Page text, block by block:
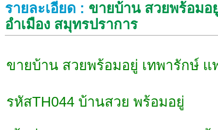
รายละเอียด : ขายบ้าน สวยพร้อมอ
อำเมือง สมุทรปราการ
ขายบ้าน สวยพร้อมอยู่ เทพารักษ์
รหัสTH044 บ้านสวย พร้อมอยู่